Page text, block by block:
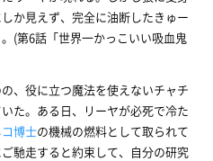
か見えず、完全に油断したきゅー
(第6話「世界一かっこいい吸血鬼
、役に立つ魔法を使えないチャチ
た。ある日、リーヤが必死で冷た
博士の機械の燃料として取られて
馳走すると約束して、自分の研究